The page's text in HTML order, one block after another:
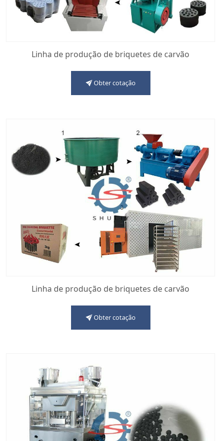
Linha de produção de briquetes de carvão
Obter cotação
Linha de produção de briquetes de carvão
Obter cotação